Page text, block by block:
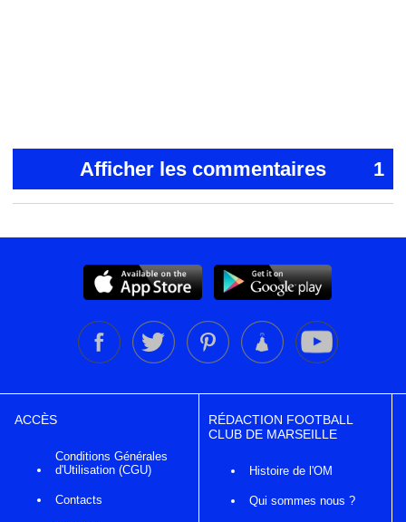
Afficher les commentaires 1
ACCÈS
Conditions Générales
d'Utilisation (CGU)
Contacts
RÉDACTION FOOTBALL
CLUB DE MARSEILLE
Histoire de l'OM
Qui sommes nous ?